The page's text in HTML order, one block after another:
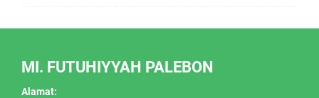
MI. FUTUHIYYAH PALEBON
Alamat: